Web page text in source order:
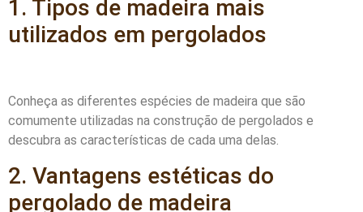
1. Tipos de madeira mais
utilizados em pergolados
Conheça as diferentes espécies de madeira que são
comumente utilizadas na construção de pergolados e
descubra as características de cada uma delas.
2. Vantagens estéticas do
pergolado de madeira